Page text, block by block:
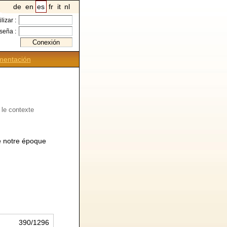
de en es fr it nl
:
:
le contexte
notre époque
390/1296